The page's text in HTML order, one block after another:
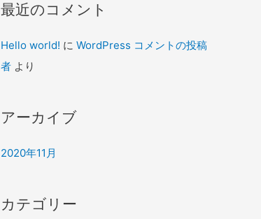
最近のコメント
Hello world! に WordPress コメントの投稿
者 より
アーカイブ
2020年11月
カテゴリー